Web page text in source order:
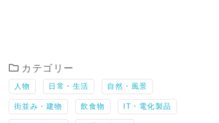
カテゴリー
人物 日常・生活 自然・風景
街並み・建物 飲食物 IT・電化製品